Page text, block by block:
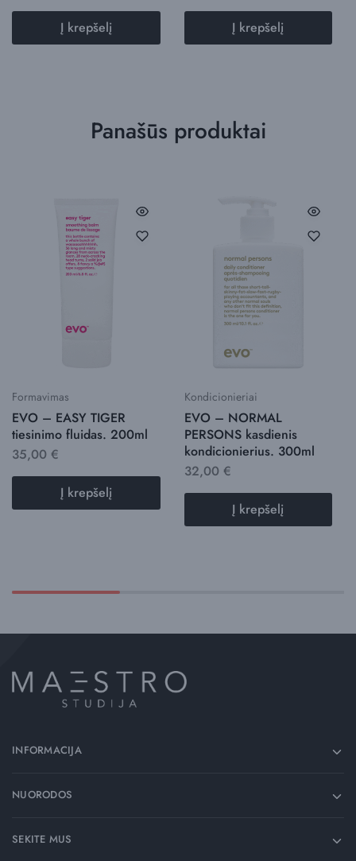
Į krepšelį Į krepšelį
Panašūs produktai
Formavimas
EVO – EASY TIGER
tiesinimo fluidas. 200ml
35,00 €
Į krepšelį
Kondicionieriai
EVO – NORMAL
PERSONS kasdienis
kondicionierius. 300ml
32,00 €
Į krepšelį
INFORMACIJA
NUORODOS
SEKITE MUS